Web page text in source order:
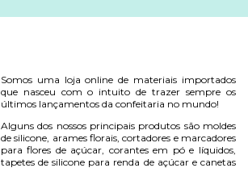
Somos uma loja online de materiais importados
que nasceu com o intuito de trazer sempre os
últimos lançamentos da confeitaria no mundo!
Alguns dos nossos principais produtos são moldes
de silicone, arames florais, cortadores e marcadores
para flores de açúcar, corantes em pó e líquidos,
tapetes de silicone para renda de açúcar e canetas